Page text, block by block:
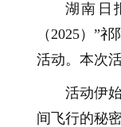
湖南日
（2025）”
活动。本次
活动伊
间飞行的秘